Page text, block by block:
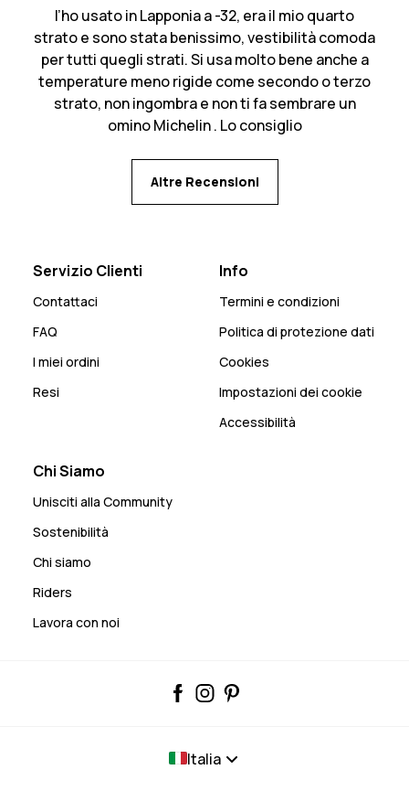
l’ho usato in Lapponia a -32, era il mio quarto
strato e sono stata benissimo, vestibilità comoda
per tutti quegli strati. Si usa molto bene anche a
temperature meno rigide come secondo o terzo
strato, non ingombra e non ti fa sembrare un
omino Michelin . Lo consiglio
Altre Recensioni
Servizio Clienti
Contattaci
FAQ
I miei ordini
Resi
Info
Termini e condizioni
Politica di protezione dati
Cookies
Impostazioni dei cookie
Accessibilità
Chi Siamo
Unisciti alla Community
Sostenibilità
Chi siamo
Riders
Lavora con noi
Italia